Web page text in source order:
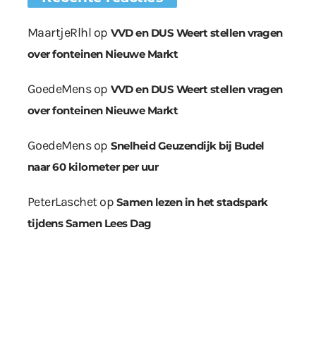
MaartjeRlhl op VVD en DUS Weert stellen vragen
over fonteinen Nieuwe Markt
GoedeMensop VVD en DUS Weert stellen vragen
over fonteinen Nieuwe Markt
GoedeMensop Snelheid Geuzendijk bij Budel
naar 60 kilometer per uur
PeterLaschetop Samen lezen in het stadspark
tijdens Samen Lees Dag